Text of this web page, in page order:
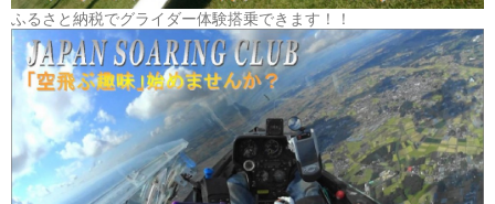
ふるさと納税でグライダー体験搭乗できます！！